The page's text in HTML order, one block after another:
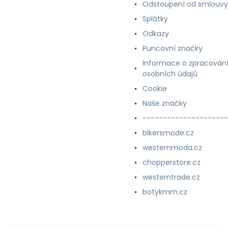
Odstoupení od smlouvy
Splátky
Odkazy
Puncovní značky
Informace o zpracování
osobních údajů
Cookie
Naše značky
bikersmode.cz
westernmoda.cz
chopperstore.cz
westerntrade.cz
botykmm.cz